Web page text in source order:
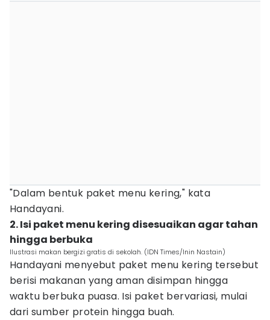
"Dalam bentuk paket menu kering," kata
Handayani.
2. Isi paket menu kering disesuaikan agar tahan
hingga berbuka
Ilustrasi makan bergizi gratis di sekolah. (IDN Times/Inin Nastain)
Handayani menyebut paket menu kering tersebut
berisi makanan yang aman disimpan hingga
waktu berbuka puasa. Isi paket bervariasi, mulai
dari sumber protein hingga buah.